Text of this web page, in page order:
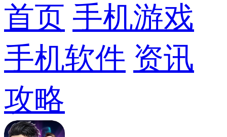
首页 手机游戏
手机软件 资讯
攻略